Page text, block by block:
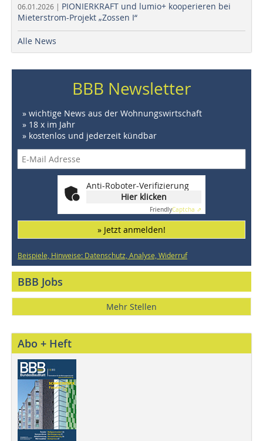
06.01.2026 | PIONIERKRAFT und lumio+ kooperieren bei
Mieterstrom-Projekt „Zossen I“
Alle News
BBB Newsletter
» wichtige News aus der Wohnungswirtschaft
» 18 x im Jahr
» kostenlos und jederzeit kündbar
Anti-Roboter-Verifizierung
Hier klicken
FriendlyCaptcha ⇗
» Jetzt anmelden!
Beispiele, Hinweise: Datenschutz, Analyse, Widerruf
BBB Jobs
Mehr Stellen
Abo + Heft